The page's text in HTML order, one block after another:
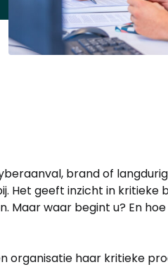
brand of
Het geeft inzicht in kritieke
waar begint u? En
haar kritieke